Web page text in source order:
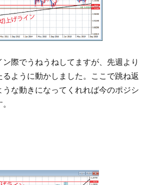
際でうねうねしてますが、先週より
ように動かしました。ここで跳ね返
な動きになってくれれば今のポジシ